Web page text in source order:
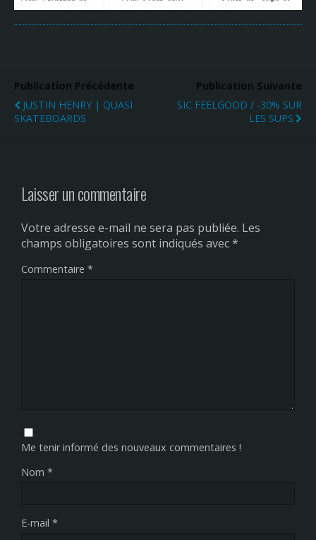
Publication Précédente
JUSTIN HENRY | QUASI
SKATEBOARDS
Publication Suivante
SIC FEELGOOD / -30% SUR
LES SUPS
Laisser un commentaire
Votre adresse e-mail ne sera pas publiée. Les
champs obligatoires sont indiqués avec*
Commentaire *
Me tenir informé des nouveaux commentaires !
Nom *
E-mail *